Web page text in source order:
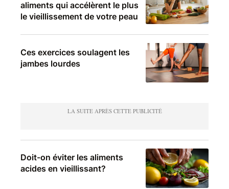
aliments qui accélèrent le plus
le vieillissement de votre peau
Ces exercices soulagent les
jambes lourdes
Doit-on éviter les aliments
acides en vieillissant?